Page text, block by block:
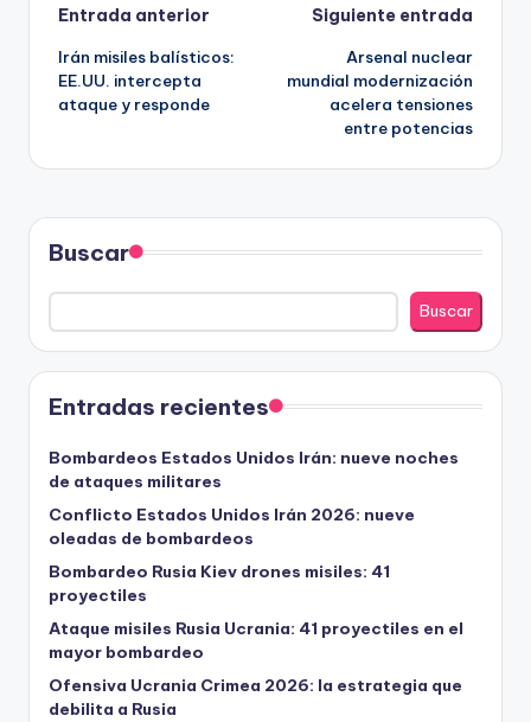
Navegación
de
entradas
Entrada anterior
Irán misiles balísticos:
EE.UU. intercepta
ataque y responde
Siguiente entrada
Arsenal nuclear
mundial modernización
acelera tensiones
entre potencias
Buscar
Buscar
Entradas recientes
Bombardeos Estados Unidos Irán: nueve noches
de ataques militares
Conflicto Estados Unidos Irán 2026: nueve
oleadas de bombardeos
Bombardeo Rusia Kiev drones misiles: 41
proyectiles
Ataque misiles Rusia Ucrania: 41 proyectiles en el
mayor bombardeo
Ofensiva Ucrania Crimea 2026: la estrategia que
debilita a Rusia